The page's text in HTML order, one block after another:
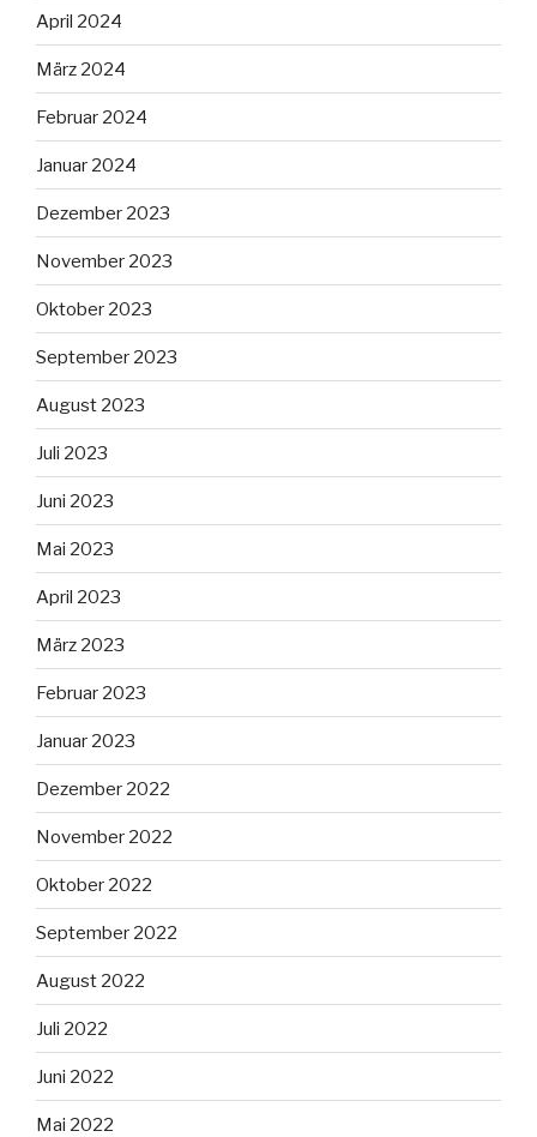
April 2024
März 2024
Februar 2024
Januar 2024
Dezember 2023
November 2023
Oktober 2023
September 2023
August 2023
Juli 2023
Juni 2023
Mai 2023
April 2023
März 2023
Februar 2023
Januar 2023
Dezember 2022
November 2022
Oktober 2022
September 2022
August 2022
Juli 2022
Juni 2022
Mai 2022